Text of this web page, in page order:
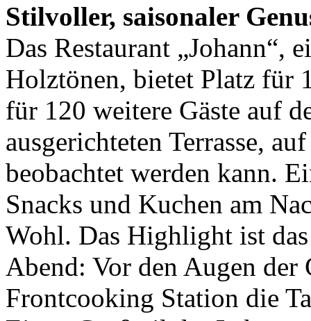
Stilvoller, saisonaler
Das Restaurant „Johann“,
Holztönen, bietet Platz für
für 120 weitere Gäste auf
ausgerichteten Terrasse,
beobachtet werden kann.
Snacks und Kuchen am
Wohl. Das Highlight ist
Abend: Vor den Augen der
Frontcooking Station die